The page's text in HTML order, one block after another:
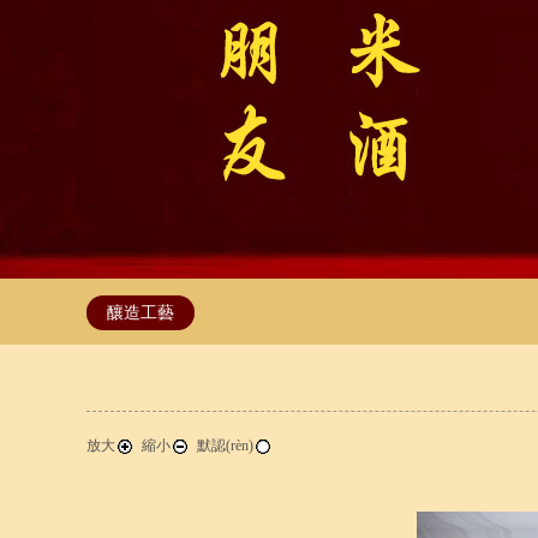
釀造工藝
放大 縮小 默認(rèn)